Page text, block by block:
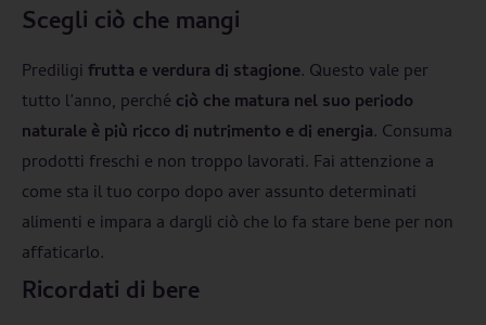
Scegli ciò che mangi
Prediligi frutta e verdura di stagione. Questo vale per
tutto l’anno, perché ciò che matura nel suo periodo
naturale è più ricco di nutrimento e di energia. Consuma
prodotti freschi e non troppo lavorati. Fai attenzione a
come sta il tuo corpo dopo aver assunto determinati
alimenti e impara a dargli ciò che lo fa stare bene per non
affaticarlo.
Ricordati di bere